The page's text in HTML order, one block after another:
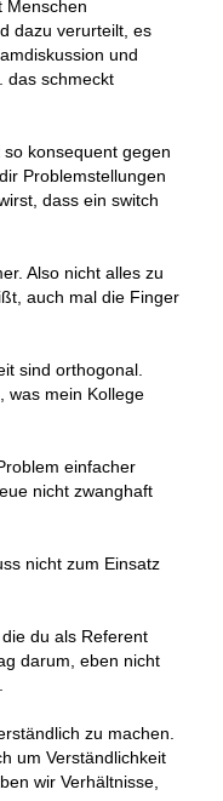
Menschen
dazu verurteilt, es
und
das schmeckt
konsequent gegen
Problemstellungen
dass ein switch
Also nicht alles zu
auch mal die Finger
sind orthogonal.
was mein Kollege
einfacher
nicht zwanghaft
nicht zum Einsatz
du als Referent
darum, eben nicht
zu machen.
um Verständlichkeit
wir Verhältnisse,